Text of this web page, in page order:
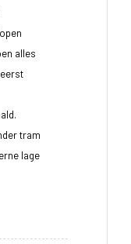
alles
tram
lage